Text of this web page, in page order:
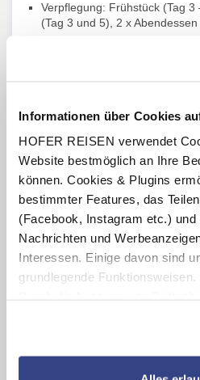
Informationen über Cookies
HOFER REISEN verwendet
Website bestmöglich an Ihre
können. Cookies & Plugins
bestimmter Features, das
(Facebook, Instagram etc.)
Nachrichten und
Interessen. Einige davon sind
grundlegende Funktionsweisen.
zusätzliche Dienste bzw.
nutzen und uns sowie Dritten
ermöglichen, dabei kommt es
Verpflegung: Frühstück (Tag
(Tag 3 und 5), 2 x
Alle Transfers, Ausflüge,
Taman Negara und Penang
Örtliche deutschsprachige
Ausflüge und Transfers (Tag
ausgenommen 1 x
englischsprachiger Reiseleitung)
Gratis HOFER TELEKOM
1.000 MB Datenvolumen